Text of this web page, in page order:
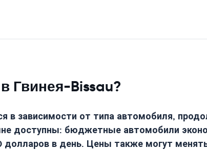
Гвинея-Bissau?
в зависимости от типа автомобиля,
доступны: бюджетные автомобили
в день. Цены также могут